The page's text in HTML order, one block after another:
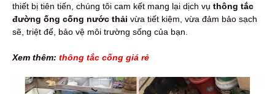
thiết bị tiên tiến, chúng tôi cam kết mang lại dịch vụ thông tắc
đường ống cống nước thải vừa tiết kiệm, vừa đảm bảo sạch
sẽ, triệt để, bảo vệ môi trường sống của bạn.
Xem thêm: thông tắc cống giá rẻ